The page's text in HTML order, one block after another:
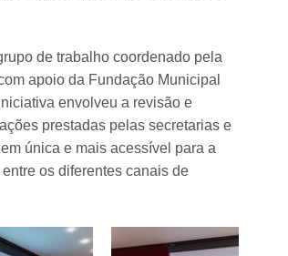
de trabalho coordenado pela
apoio da Fundação Municipal
envolveu a revisão e
prestadas pelas secretarias e
única e mais acessível para a
os diferentes canais de